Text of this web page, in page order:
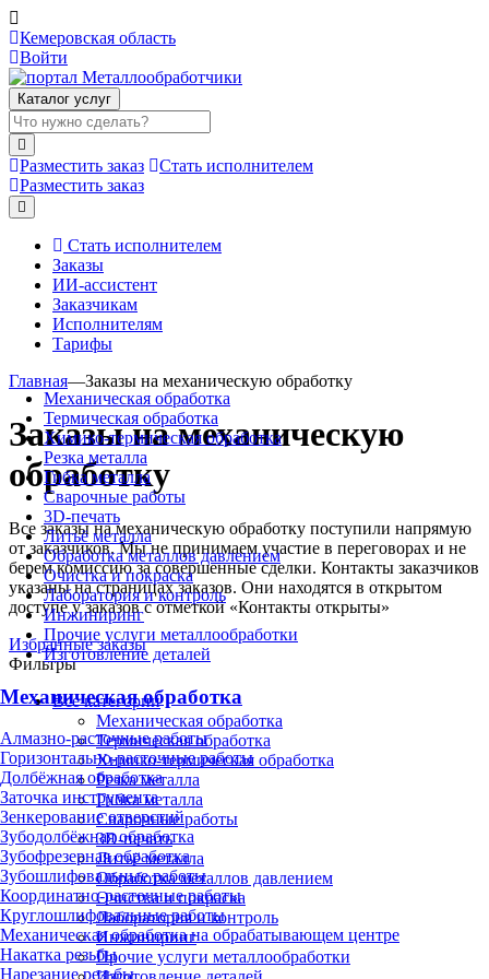
Кемеровская область
Войти
Каталог услуг
Разместить заказ
Стать исполнителем
Разместить заказ
Стать исполнителем
Заказы
ИИ-ассистент
Заказчикам
Исполнителям
Тарифы
Механическая обработка
Термическая обработка
Химико-термическая обработка
Резка металла
Гибка металла
Сварочные работы
3D-печать
Литьё металла
Обработка металлов давлением
Очистка и покраска
Лаборатория и контроль
Инжиниринг
Прочие услуги металлообработки
Изготовление деталей
Механическая обработка
Алмазно-расточные работы
Горизонтально-расточные работы
Долбёжная обработка
Заточка инструмента
Зенкерование отверстий
Зубодолбёжная обработка
Зубофрезерная обработка
Зубошлифовальные работы
Координатно-расточные работы
Круглошлифовальные работы
Механическая обработка на обрабатывающем центре
Накатка резьбы
Нарезание резьбы
Главная—Заказы на механическую обработку
Заказы на механическую
обработку
Все заказы на механическую обработку поступили напрямую
от заказчиков. Мы не принимаем участие в переговорах и не
берем комиссию за совершенные сделки. Контакты заказчиков
указаны на страницах заказов. Они находятся в открытом
доступе у заказов с отметкой «Контакты открыты»
Избранные заказы
Фильтры
Все категории
Механическая обработка
Термическая обработка
Химико-термическая обработка
Резка металла
Гибка металла
Сварочные работы
3D-печать
Литьё металла
Обработка металлов давлением
Очистка и покраска
Лаборатория и контроль
Инжиниринг
Прочие услуги металлообработки